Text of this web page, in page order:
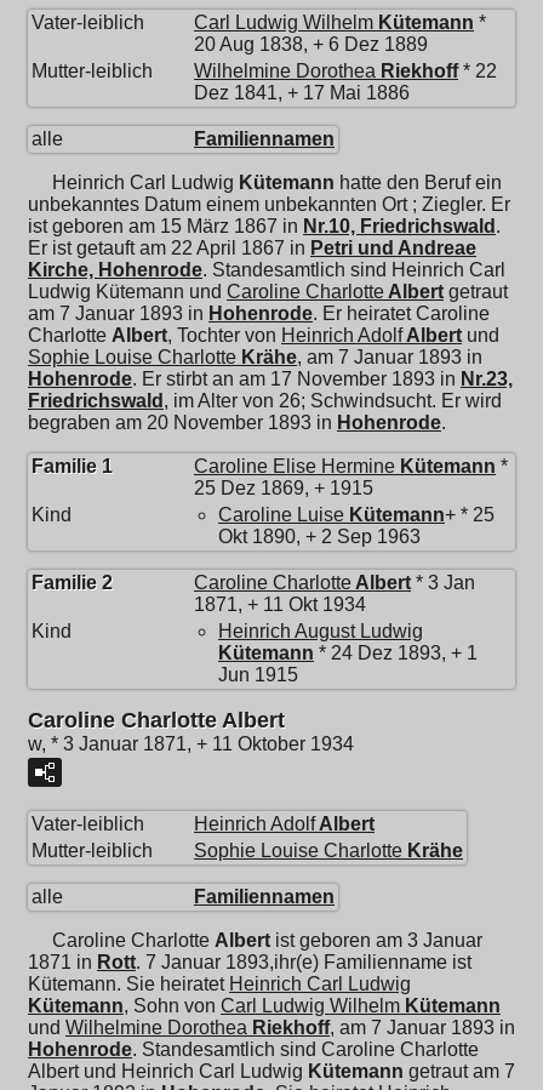
Vater-leiblich Carl Ludwig Wilhelm Kütemann *
20 Aug 1838, + 6 Dez 1889
Mutter-leiblich
Wilhelmine Dorothea Riekhoff* 22
Dez 1841, + 17 Mai 1886
alle Familiennamen
Heinrich Carl Ludwig Kütemann hatte den Beruf ein
unbekanntes Datum einem unbekannten Ort ; Ziegler. Er
ist geboren am 15 März 1867 in Nr.10, Friedrichswald .
Er ist getauft am 22 April 1867 in Petri und Andreae
Kirche, Hohenrode. Standesamtlich sind Heinrich Carl
Ludwig Kütemann und Caroline Charlotte Albert getraut
am 7 Januar 1893 in Hohenrode. Er heiratetCaroline
Charlotte Albert, Tochter von Heinrich Adolf Albert und
Sophie Louise Charlotte Krähe, am 7 Januar 1893 in
Hohenrode. Er stirbt an am 17 November 1893 in Nr.23,
Friedrichswald , im Alter von 26; Schwindsucht. Er wird
begraben am 20 November 1893 in Hohenrode.
Familie 1 Caroline Elise Hermine Kütemann *
25 Dez 1869, + 1915
Kind
Caroline Luise Kütemann+ * 25
Okt 1890, + 2 Sep 1963
Familie 2 Caroline Charlotte Albert * 3 Jan
1871, + 11 Okt 1934
Kind
Heinrich August Ludwig
Kütemann * 24 Dez 1893, + 1
Jun 1915
Caroline Charlotte Albert
w, * 3 Januar 1871, + 11 Oktober 1934
Vater-leiblich Heinrich Adolf Albert
Mutter-leiblich
Sophie Louise Charlotte Krähe
alle Familiennamen
Caroline Charlotte Albert ist geboren am 3 Januar
1871 in Rott. 7 Januar 1893,ihr(e) Familienname ist
Kütemann. Sie heiratet Heinrich Carl Ludwig
Kütemann, Sohn von Carl Ludwig Wilhelm Kütemann
und Wilhelmine Dorothea Riekhoff, am 7 Januar 1893 in
Hohenrode. Standesamtlich sind Caroline Charlotte
Albert und Heinrich Carl Ludwig Kütemann getraut am 7